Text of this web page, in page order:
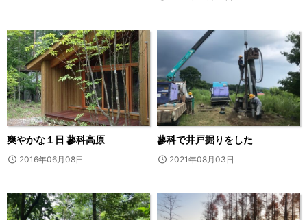
爽やかな１日 蓼科高原
2016年06月08日
蓼科で井戸掘りをした
2021年08月03日